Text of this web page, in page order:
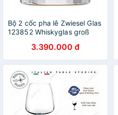
Bộ 2 cốc pha lê Zwiesel Glas
123852 Whiskyglas groß
60 0,38 lít hàng chính hãng
3.390.000 đ